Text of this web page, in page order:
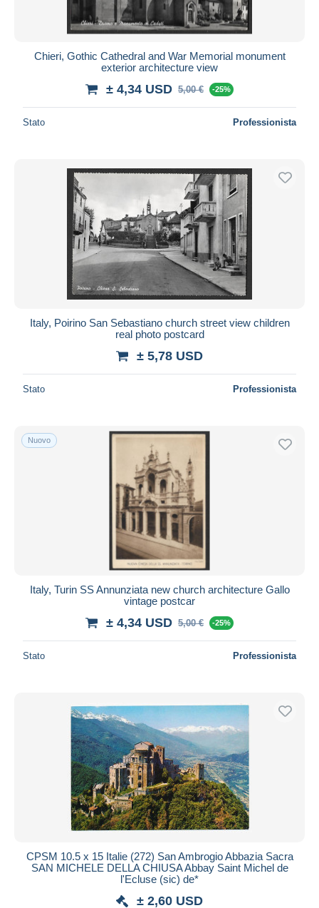
Chieri, Gothic Cathedral and War Memorial monument
exterior architecture view
± 4,34 USD 5,00 € -25%
Stato Professionista
Italy, Poirino San Sebastiano church street view children
real photo postcard
± 5,78 USD
Stato Professionista
Nuovo
Italy, Turin SS Annunziata new church architecture Gallo
vintage postcar
± 4,34 USD 5,00 € -25%
Stato Professionista
CPSM 10.5 x 15 Italie (272) San Ambrogio Abbazia Sacra
SAN MICHELE DELLA CHIUSA Abbay Saint Michel de
l'Ecluse (sic) de*
± 2,60 USD